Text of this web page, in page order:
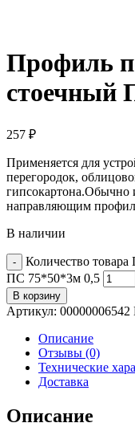
Профиль
стоечный
257 ₽
Применяется для
перегородок,
гипсокартона.Обычно
направляющим
В наличии
Количество
ПС 75*50*3м 0,5
В корзину
Артикул: 00000006542
Описание
Отзывы (0)
Технические
Доставка
Описание